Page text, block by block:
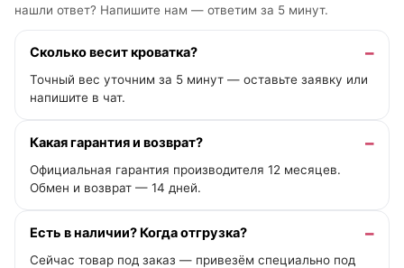
нашли ответ? Напишите нам — ответим за 5 минут.
Сколько весит кроватка?
Точный вес уточним за 5 минут — оставьте заявку или
напишите в чат.
Какая гарантия и возврат?
Официальная гарантия производителя 12 месяцев.
Обмен и возврат — 14 дней.
Есть в наличии? Когда отгрузка?
Сейчас товар под заказ — привезём специально под